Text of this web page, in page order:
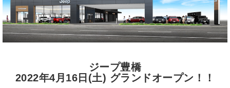
ジープ豊橋
2022年4月16日(土) グランドオープン！！